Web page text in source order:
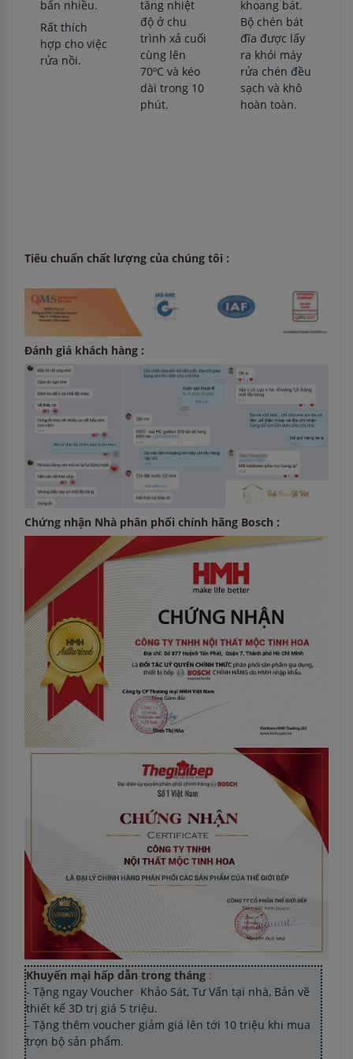
bẩn nhiều.
Rất thích
hợp cho việc
rửa nồi.
tăng nhiệt
độ ở chu
trình xả cuối
cùng lên
70ºC và kéo
dài trong 10
phút.
khoang bát.
Bộ chén bát
đĩa được lấy
ra khỏi máy
rửa chén đều
sạch và khô
hoàn toàn.
Tiêu chuẩn chất lượng của chúng tôi :
Đánh giá khách hàng :
Chứng nhận Nhà phân phối chính hãng Bosch :
Khuyến mại hấp dẫn trong tháng :
- Tặng ngay Voucher Khảo Sát, Tư Vấn tại nhà, Bản vẽ
thiết kế 3D trị giá 5 triệu.
- Tặng thêm voucher giảm giá lên tới 10 triệu khi mua
trọn bộ sản phẩm.